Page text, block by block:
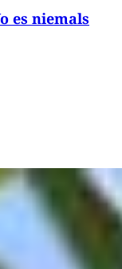
es niemals